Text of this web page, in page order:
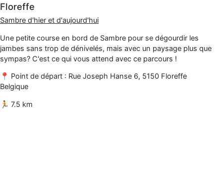
Floreffe
Sambre d'hier et d'aujourd'hui
Une petite course en bord de Sambre pour se dégourdir les
jambes sans trop de dénivelés, mais avec un paysage plus que
sympas? C'est ce qui vous attend avec ce parcours !
📍 Point de départ : Rue Joseph Hanse 6, 5150 Floreffe
Belgique
🏃 7.5 km